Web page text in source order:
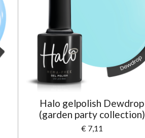
Halo gelpolish Dewdrop
(garden party collection)
€ 7,11